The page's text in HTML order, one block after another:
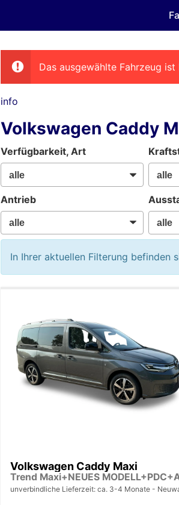
Das ausgewählte Fahrzeug
info
Volkswagen Caddy
Verfügbarkeit, Art
Antrieb
In Ihrer aktuellen Filterung befinden
Volkswagen Caddy Maxi
unverbindliche Lieferzeit: ca. 3-4 Monate